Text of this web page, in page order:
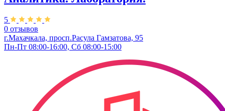
5
0 отзывов
г.Махачкала, ​просп.Расула Гамзатова, 95
Пн-Пт 08:00-16:00, Сб 08:00-15:00